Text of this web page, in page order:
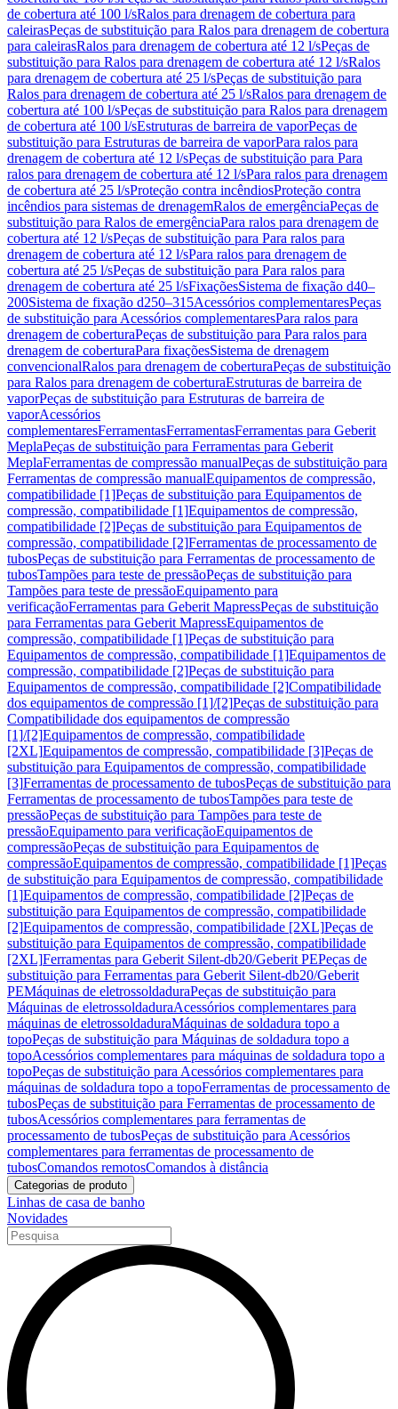
de cobertura até 100 l/sRalos para drenagem de cobertura para
caleirasPeças de substituição para Ralos para drenagem de cobertura
para caleirasRalos para drenagem de cobertura até 12 l/sPeças de
substituição para Ralos para drenagem de cobertura até 12 l/sRalos
para drenagem de cobertura até 25 l/sPeças de substituição para
Ralos para drenagem de cobertura até 25 l/sRalos para drenagem de
cobertura até 100 l/sPeças de substituição para Ralos para drenagem
de cobertura até 100 l/sEstruturas de barreira de vaporPeças de
substituição para Estruturas de barreira de vaporPara ralos para
drenagem de cobertura até 12 l/sPeças de substituição para Para
ralos para drenagem de cobertura até 12 l/sPara ralos para drenagem
de cobertura até 25 l/sProteção contra incêndiosProteção contra
incêndios para sistemas de drenagemRalos de emergênciaPeças de
substituição para Ralos de emergênciaPara ralos para drenagem de
cobertura até 12 l/sPeças de substituição para Para ralos para
drenagem de cobertura até 12 l/sPara ralos para drenagem de
cobertura até 25 l/sPeças de substituição para Para ralos para
drenagem de cobertura até 25 l/sFixaçõesSistema de fixação d40–
200Sistema de fixação d250–315Acessórios complementaresPeças
de substituição para Acessórios complementaresPara ralos para
drenagem de coberturaPeças de substituição para Para ralos para
drenagem de coberturaPara fixaçõesSistema de drenagem
convencionalRalos para drenagem de coberturaPeças de substituição
para Ralos para drenagem de coberturaEstruturas de barreira de
vaporPeças de substituição para Estruturas de barreira de
vaporAcessórios
complementaresFerramentasFerramentasFerramentas para Geberit
MeplaPeças de substituição para Ferramentas para Geberit
MeplaFerramentas de compressão manualPeças de substituição para
Ferramentas de compressão manualEquipamentos de compressão,
compatibilidade [1]Peças de substituição para Equipamentos de
compressão, compatibilidade [1]Equipamentos de compressão,
compatibilidade [2]Peças de substituição para Equipamentos de
compressão, compatibilidade [2]Ferramentas de processamento de
tubosPeças de substituição para Ferramentas de processamento de
tubosTampões para teste de pressãoPeças de substituição para
Tampões para teste de pressãoEquipamento para
verificaçãoFerramentas para Geberit MapressPeças de substituição
para Ferramentas para Geberit MapressEquipamentos de
compressão, compatibilidade [1]Peças de substituição para
Equipamentos de compressão, compatibilidade [1]Equipamentos de
compressão, compatibilidade [2]Peças de substituição para
Equipamentos de compressão, compatibilidade [2]Compatibilidade
dos equipamentos de compressão [1]/[2]Peças de substituição para
Compatibilidade dos equipamentos de compressão
[1]/[2]Equipamentos de compressão, compatibilidade
[2XL]Equipamentos de compressão, compatibilidade [3]Peças de
substituição para Equipamentos de compressão, compatibilidade
[3]Ferramentas de processamento de tubosPeças de substituição para
Ferramentas de processamento de tubosTampões para teste de
pressãoPeças de substituição para Tampões para teste de
pressãoEquipamento para verificaçãoEquipamentos de
compressãoPeças de substituição para Equipamentos de
compressãoEquipamentos de compressão, compatibilidade [1]Peças
de substituição para Equipamentos de compressão, compatibilidade
[1]Equipamentos de compressão, compatibilidade [2]Peças de
substituição para Equipamentos de compressão, compatibilidade
[2]Equipamentos de compressão, compatibilidade [2XL]Peças de
substituição para Equipamentos de compressão, compatibilidade
[2XL]Ferramentas para Geberit Silent-db20/Geberit PEPeças de
substituição para Ferramentas para Geberit Silent-db20/Geberit
PEMáquinas de eletrossoldaduraPeças de substituição para
Máquinas de eletrossoldaduraAcessórios complementares para
máquinas de eletrossoldaduraMáquinas de soldadura topo a
topoPeças de substituição para Máquinas de soldadura topo a
topoAcessórios complementares para máquinas de soldadura topo a
topoPeças de substituição para Acessórios complementares para
máquinas de soldadura topo a topoFerramentas de processamento de
tubosPeças de substituição para Ferramentas de processamento de
tubosAcessórios complementares para ferramentas de
processamento de tubosPeças de substituição para Acessórios
complementares para ferramentas de processamento de
tubosComandos remotosComandos à distância
Categorias de produto
Linhas de casa de banho
Novidades